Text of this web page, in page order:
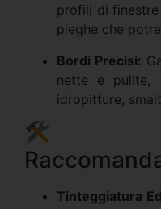
profili di
pieghe che
Bordi Precisi:
nette e pulite,
idropitture,
Tinteggiatura